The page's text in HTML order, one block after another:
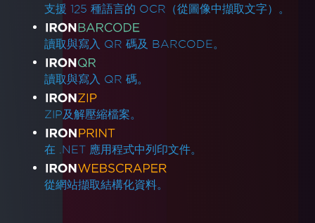
支援 125 種語言的 OCR（從圖像中擷取文字）。
讀取與寫入 QR 碼及 BARCODE。
讀取與寫入 QR 碼。
ZIP及解壓縮檔案。
在 .NET 應用程式中列印文件。
從網站擷取結構化資料。